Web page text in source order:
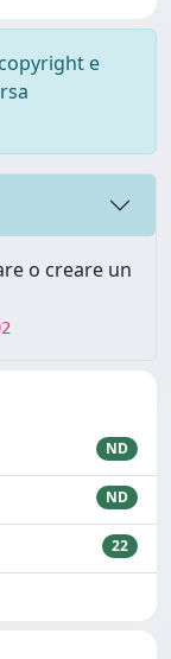
e
o creare un
ND
ND
22